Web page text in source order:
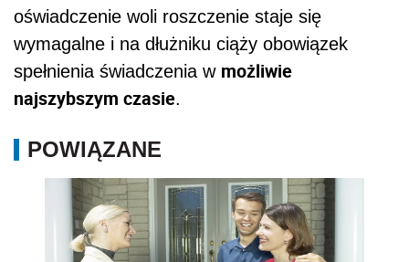
oświadczenie woli roszczenie staje się
wymagalne i na dłużniku ciąży obowiązek
spełnienia świadczenia w możliwie
najszybszym czasie.
POWIĄZANE